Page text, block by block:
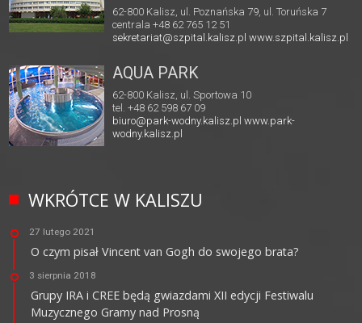
62-800 Kalisz, ul. Poznańska 79, ul. Toruńska 7
centrala +48 62 765 12 51
sekretariat@szpital.kalisz.pl www.szpital.kalisz.pl
AQUA PARK
62-800 Kalisz, ul. Sportowa 10
tel. +48 62 598 67 09
biuro@park-wodny.kalisz.pl www.park-
wodny.kalisz.pl
WKRÓTCE W KALISZU
27 lutego 2021
O czym pisał Vincent van Gogh do swojego brata?
3 sierpnia 2018
Grupy IRA i CREE będą gwiazdami XII edycji Festiwalu
Muzycznego Gramy nad Prosną